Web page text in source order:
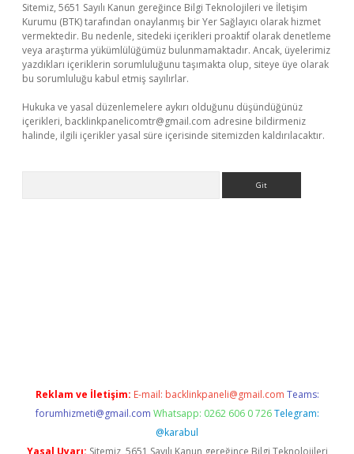
Sitemiz, 5651 Sayılı Kanun gereğince Bilgi Teknolojileri ve İletişim
Kurumu (BTK) tarafından onaylanmış bir Yer Sağlayıcı olarak hizmet
vermektedir. Bu nedenle, sitedeki içerikleri proaktif olarak denetleme
veya araştırma yükümlülüğümüz bulunmamaktadır. Ancak, üyelerimiz
yazdıkları içeriklerin sorumluluğunu taşımakta olup, siteye üye olarak
bu sorumluluğu kabul etmiş sayılırlar.
Hukuka ve yasal düzenlemelere aykırı olduğunu düşündüğünüz
içerikleri, backlinkpanelicomtr@gmail.com adresine bildirmeniz
halinde, ilgili içerikler yasal süre içerisinde sitemizden kaldırılacaktır.
Reklam ve İletişim: E-mail: backlinkpaneli@gmail.com Teams:
forumhizmeti@gmail.com Whatsapp: 0262 606 0 726 Telegram:
@karabul
Yasal Uyarı: Sitemiz, 5651 Sayılı Kanun gereğince Bilgi Teknolojileri